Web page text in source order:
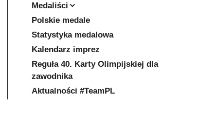
Medaliści
Polskie medale
Statystyka medalowa
Kalendarz imprez
Reguła 40. Karty Olimpijskiej dla
zawodnika
Aktualności #TeamPL